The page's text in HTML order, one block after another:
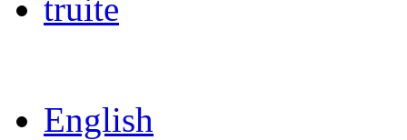
truite
English